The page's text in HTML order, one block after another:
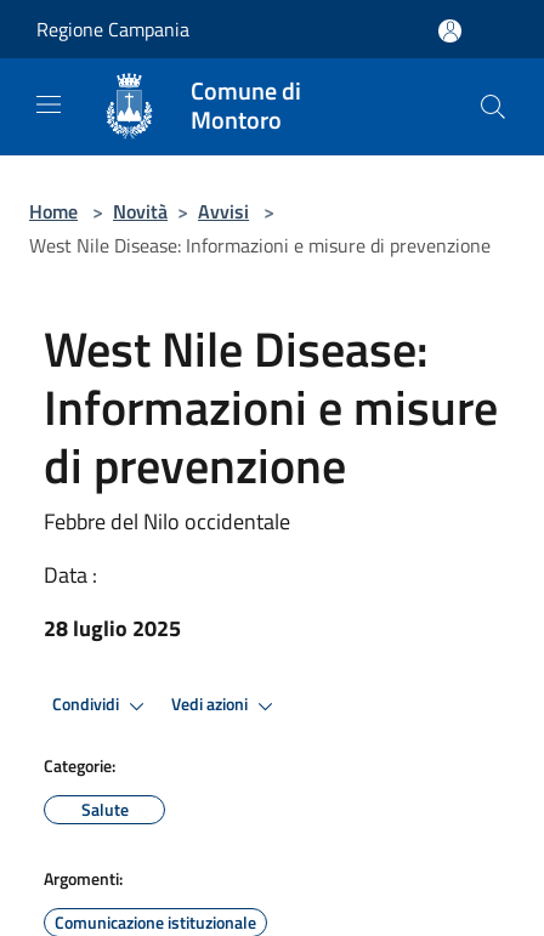
Regione Campania
Comune di
Montoro
Home > Novità > Avvisi >
West Nile Disease: Informazioni e misure di prevenzione
West Nile Disease:
Informazioni e misure
di prevenzione
Febbre del Nilo occidentale
Data :
28 luglio 2025
Condividi Vedi azioni
Categorie:
Salute
Argomenti:
Comunicazione istituzionale